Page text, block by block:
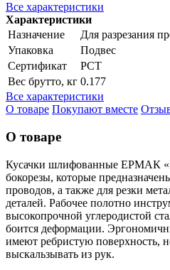
Все характеристики
Характеристики
Назначение
Для разрезания
Упаковка
Подвес
Сертификат
РСТ
Вес брутто, кг 0.177
Все характеристики
О товаре Покупают вместе
О товаре
Кусачки шлифованные ЕРМАК
бокорезы, которые
проводов, а также для резки
деталей. Рабочее полотно
высокопрочной углеродистой
боится деформации.
имеют ребристую поверхность,
выскальзывать из рук.